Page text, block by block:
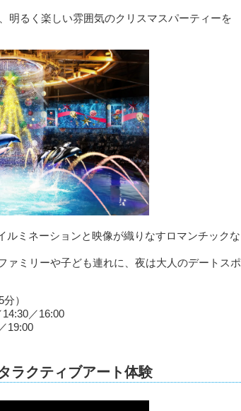
明るく楽しい雰囲気のクリスマスパーティーを
ミネーションと映像が織りなすロマンチックな
ァミリーや子ども連れに、夜は大人のデートスポ
）
14:30／16:00
19:00
ラクティブアート体験